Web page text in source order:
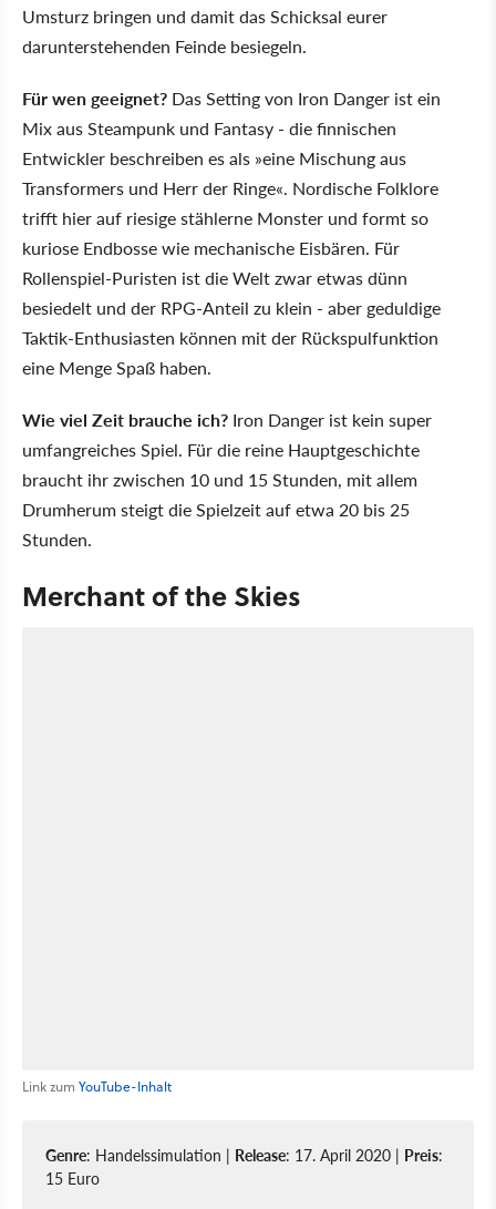
Umsturz bringen und damit das Schicksal eurer
darunterstehenden Feinde besiegeln.
Für wen geeignet? Das Setting von Iron Danger ist ein
Mix aus Steampunk und Fantasy - die finnischen
Entwickler beschreiben es als »eine Mischung aus
Transformers und Herr der Ringe«. Nordische Folklore
trifft hier auf riesige stählerne Monster und formt so
kuriose Endbosse wie mechanische Eisbären. Für
Rollenspiel-Puristen ist die Welt zwar etwas dünn
besiedelt und der RPG-Anteil zu klein - aber geduldige
Taktik-Enthusiasten können mit der Rückspulfunktion
eine Menge Spaß haben.
Wie viel Zeit brauche ich? Iron Danger ist kein super
umfangreiches Spiel. Für die reine Hauptgeschichte
braucht ihr zwischen 10 und 15 Stunden, mit allem
Drumherum steigt die Spielzeit auf etwa 20 bis 25
Stunden.
Merchant of the Skies
Link zum YouTube-Inhalt
Genre: Handelssimulation | Release: 17. April 2020 | Preis:
15 Euro